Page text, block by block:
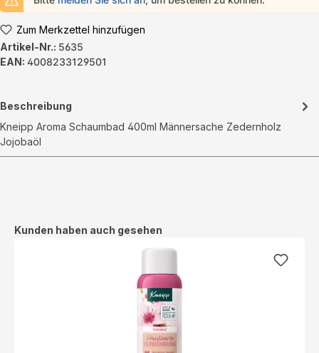
Zum Merkzettel hinzufügen
Artikel-Nr.: 5635
EAN: 4008233129501
Beschreibung
Kneipp Aroma Schaumbad 400ml Männersache Zedernholz
Jojobaöl
Produktgalerie überspringen
Kunden haben auch gesehen